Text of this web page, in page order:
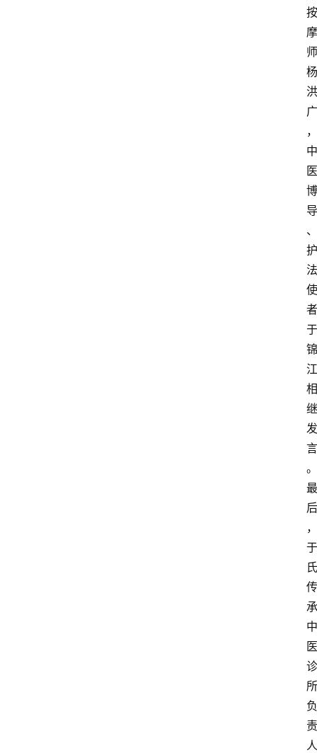
按
摩
师
杨
洪
广
，
中
医
博
导
、
护
法
使
者
于
锦
江
相
继
发
言
。
最
后
，
于
氏
传
承
中
医
诊
所
负
责
人